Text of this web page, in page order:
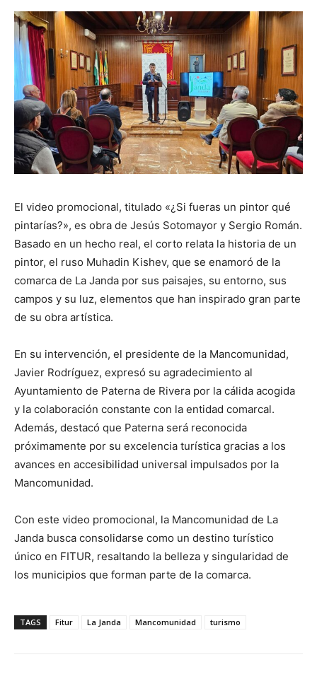
El video promocional, titulado «¿Si fueras un pintor qué
pintarías?», es obra de Jesús Sotomayor y Sergio Román.
Basado en un hecho real, el corto relata la historia de un
pintor, el ruso Muhadin Kishev, que se enamoró de la
comarca de La Janda por sus paisajes, su entorno, sus
campos y su luz, elementos que han inspirado gran parte
de su obra artística.
En su intervención, el presidente de la Mancomunidad,
Javier Rodríguez, expresó su agradecimiento al
Ayuntamiento de Paterna de Rivera por la cálida acogida
y la colaboración constante con la entidad comarcal.
Además, destacó que Paterna será reconocida
próximamente por su excelencia turística gracias a los
avances en accesibilidad universal impulsados por la
Mancomunidad.
Con este video promocional, la Mancomunidad de La
Janda busca consolidarse como un destino turístico
único en FITUR, resaltando la belleza y singularidad de
los municipios que forman parte de la comarca.
TAGS Fitur La Janda Mancomunidad turismo